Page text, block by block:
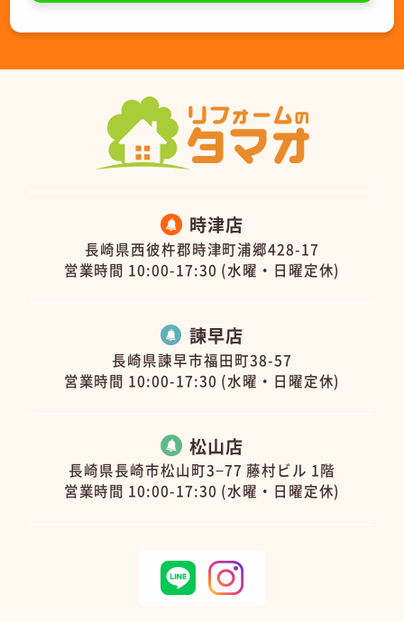
時津店
長崎県西彼杵郡時津町浦郷428-17
営業時間 10:00-17:30 (水曜・日曜定休)
諫早店
長崎県諫早市福田町38-57
営業時間 10:00-17:30 (水曜・日曜定休)
松山店
長崎県長崎市松山町3−77 藤村ビル 1階
営業時間 10:00-17:30 (水曜・日曜定休)